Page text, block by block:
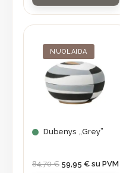
NUOLAIDA
Dubenys „Grey”
84,70€
was:
84,70 €.
59,95 €
is:
59,95 €.
su PVM